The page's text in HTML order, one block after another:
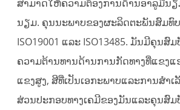
ສາມາດໃຫ້ຄວາມຕ້ອງການດ້ານອາລູມີນ
ນຽມ. ຄຸນນະພາບຂອງຜະລິດຕະພັນສົມທົ
ISO19001 ແລະ ISO13485. ມັນມີຄຸນສົ
ຄວາມຕ້ານທານດ້ານການກັດທາງທີ່ແຂງແ
ແຂງສູງ, ສີທີ່ເປັນເອກະພາບແລະການສໍາເ
ສ່ວນປະກອບທາງເຄມີຂອງມັນແລະຄຸນສົ